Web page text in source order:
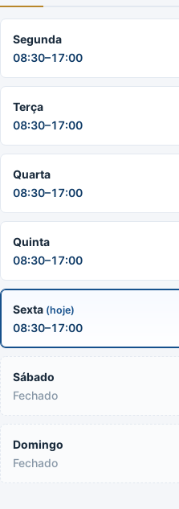
Segunda
08:30–17:00
Terça
08:30–17:00
Quarta
08:30–17:00
Quinta
08:30–17:00
Sexta (hoje)
08:30–17:00
Sábado
Fechado
Domingo
Fechado